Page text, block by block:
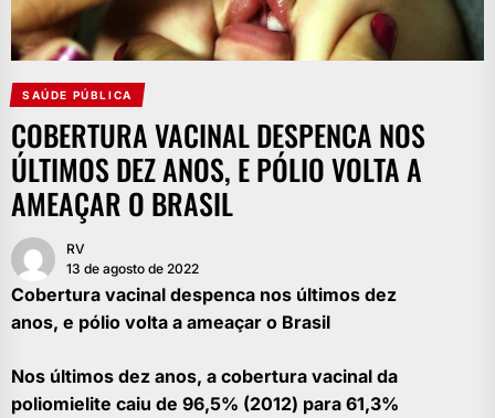
SAÚDE PÚBLICA
COBERTURA VACINAL DESPENCA NOS
ÚLTIMOS DEZ ANOS, E PÓLIO VOLTA A
AMEAÇAR O BRASIL
RV
13 de agosto de 2022
Cobertura vacinal despenca nos últimos dez
anos, e pólio volta a ameaçar o Brasil
Nos últimos dez anos, a cobertura vacinal da
poliomielite caiu de 96,5% (2012) para 61,3%